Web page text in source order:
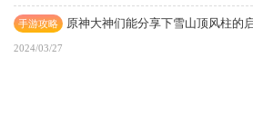
手游攻略 原神大神们能分享下雪山顶风柱的
2024/03/27